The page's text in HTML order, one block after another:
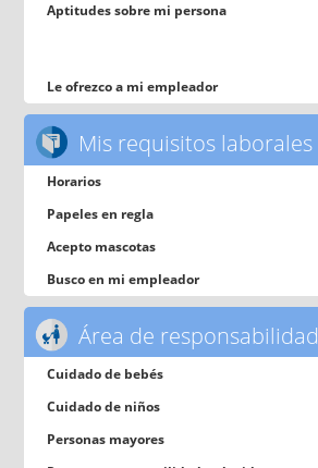
Aptitudes sobre mi persona
Le ofrezco a mi empleador
Mis requisitos laborales
Horarios
Papeles en regla
Acepto mascotas
Busco en mi empleador
Área de responsabilidad
Cuidado de bebés
Cuidado de niños
Personas mayores